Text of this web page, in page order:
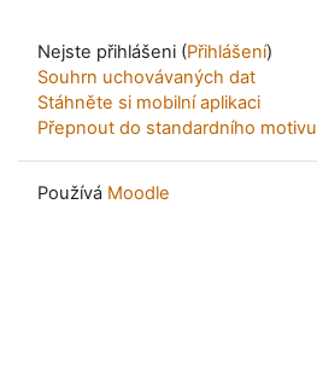
Nejste přihlášeni (Přihlášení)
Souhrn uchovávaných dat
Stáhněte si mobilní aplikaci
Přepnout do standardního motivu
Používá Moodle